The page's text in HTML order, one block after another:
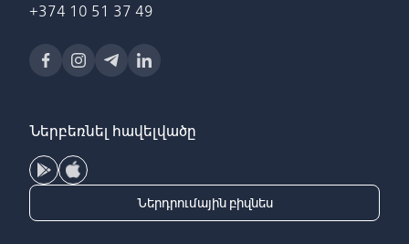
+374 10 51 37 49
Ներբեռնել հավելվածը
Ներդրումային բիզնես